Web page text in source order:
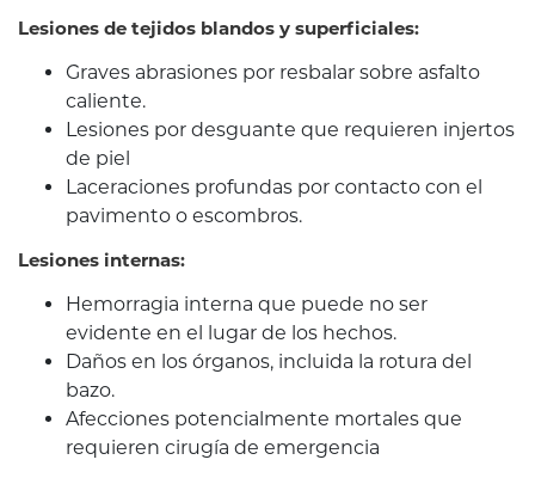
Lesiones de tejidos blandos y superficiales:
Graves abrasiones por resbalar sobre asfalto
caliente.
Lesiones por desguante que requieren injertos
de piel
Laceraciones profundas por contacto con el
pavimento o escombros.
Lesiones internas:
Hemorragia interna que puede no ser
evidente en el lugar de los hechos.
Daños en los órganos, incluida la rotura del
bazo.
Afecciones potencialmente mortales que
requieren cirugía de emergencia